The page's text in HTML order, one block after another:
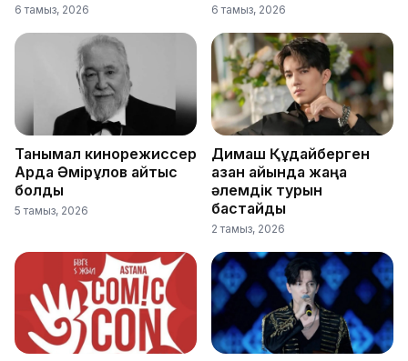
6 тамыз, 2026 6 тамыз, 2026
Танымал кинорежиссер
Ардақ Әмірқұлов қайтыс
болды
5 тамыз, 2026
Димаш Құдайберген
қазан айында жаңа
әлемдік турын
бастайды
2 тамыз, 2026